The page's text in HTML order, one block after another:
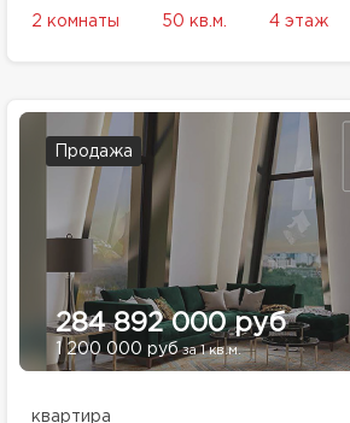
2 комнаты 50 кв.м. 4 этаж
Продажа
284 892 000 руб
1 200 000 рубза 1 кв.м.
квартира